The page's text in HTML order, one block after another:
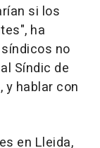
si los
ha
no
Síndic de
y hablar con
en Lleida,